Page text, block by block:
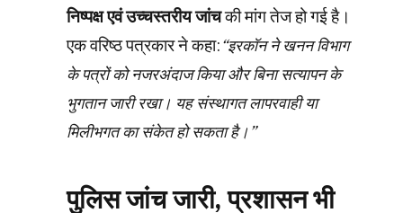
निष्पक्ष एवं उच्चस्तरीय जांचकी मांग तेज हो गई है।
एक वरिष्ठ पत्रकार ने कहा:“इरकॉन ने खनन विभाग
के पत्रों को नजरअंदाज किया और बिना सत्यापन के
भुगतान जारी रखा। यह संस्थागत लापरवाही या
मिलीभगत का संकेत हो सकता है।”
पुलिस जांच जारी, प्रशासन भी